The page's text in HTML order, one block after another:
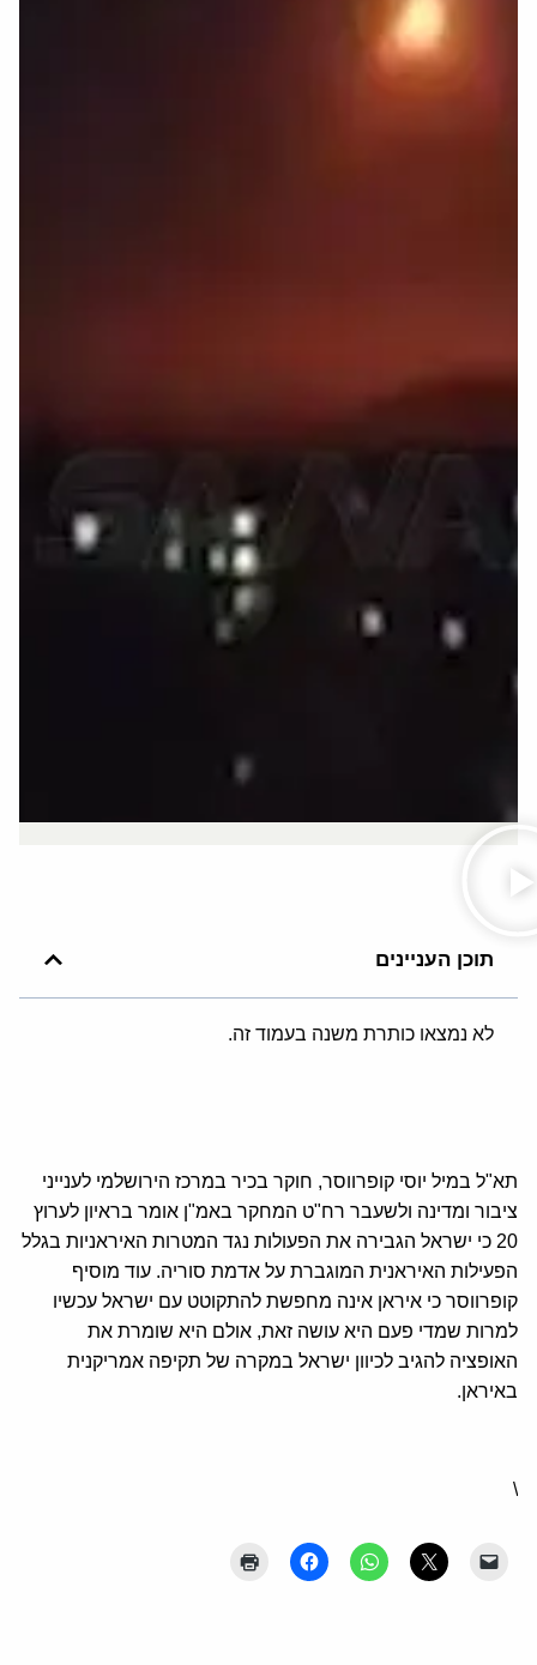
תוכן העניינים
לא נמצאו כותרת משנה בעמוד זה.
תא"ל במיל יוסי קופרווסר, חוקר בכיר במרכז הירושלמי לענייני
ציבור ומדינה ולשעבר רח"ט המחקר באמ"ן אומר בראיון לערוץ
20 כי ישראל הגבירה את הפעולות נגד המטרות האיראניות בגלל
הפעילות האיראנית המוגברת על אדמת סוריה. עוד מוסיף
קופרווסר כי איראן אינה מחפשת להתקוטט עם ישראל עכשיו
למרות שמדי פעם היא עושה זאת, אולם היא שומרת את
האופציה להגיב לכיוון ישראל במקרה של תקיפה אמריקנית
באיראן.
\